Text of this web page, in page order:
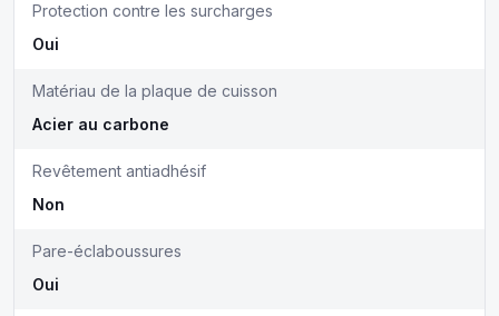
Protection contre les surcharges
Oui
Matériau de la plaque de cuisson
Acier au carbone
Revêtement antiadhésif
Non
Pare-éclaboussures
Oui